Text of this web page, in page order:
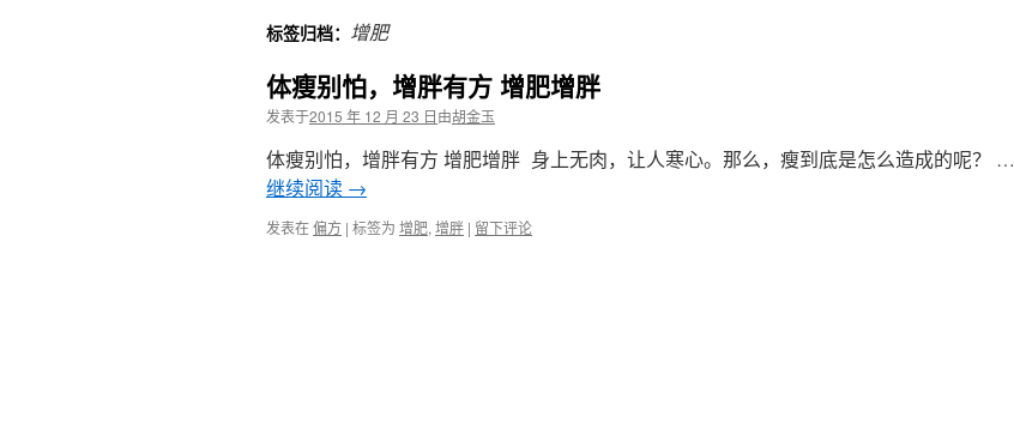
正
文
标签归档： 增肥
体瘦别怕，增胖有方 增肥增胖
发表于2015 年 12 月 23 日由胡金玉
体瘦别怕，增胖有方 增肥增胖 身上无肉，让人寒心。那么，瘦到底是怎么造成的呢？ …
继续阅读 →
发表在偏方 | 标签为 增肥, 增胖 | 留下评论